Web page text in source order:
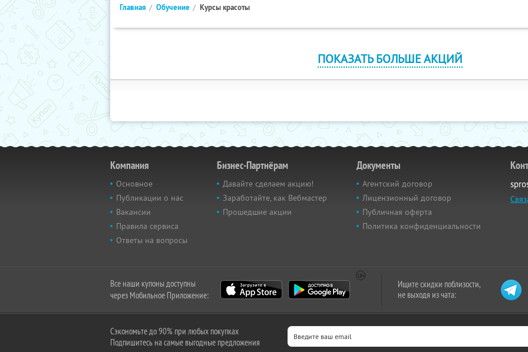
Главная Обучение Курсы красоты
ПОКАЗАТЬ БОЛЬШЕ АКЦИЙ
Компания
Основное
Публикации о нас
Вакансии
Правила сервиса
Ответы на вопросы
Бизнес-Партнёрам
Давайте сделаем акцию!
Заработайте, как Вебмастер
Прошедшие акции
Документы
Агентский договор
Лицензионный договор
Публичная оферта
Политика конфиденциальности
Все наши купоны доступны
через Мобильное Приложение:
Ищите скидки поблизости,
не выходя из чата:
Сэкономьте до 90% при любых покупках
Подпишитесь на самые выгодные предложения